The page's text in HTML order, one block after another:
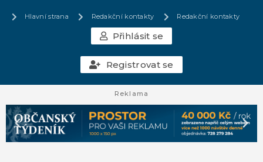
Hlavní strana Redakční kontakty Redakční kontakty
Přihlásit se
Registrovat se
Reklama